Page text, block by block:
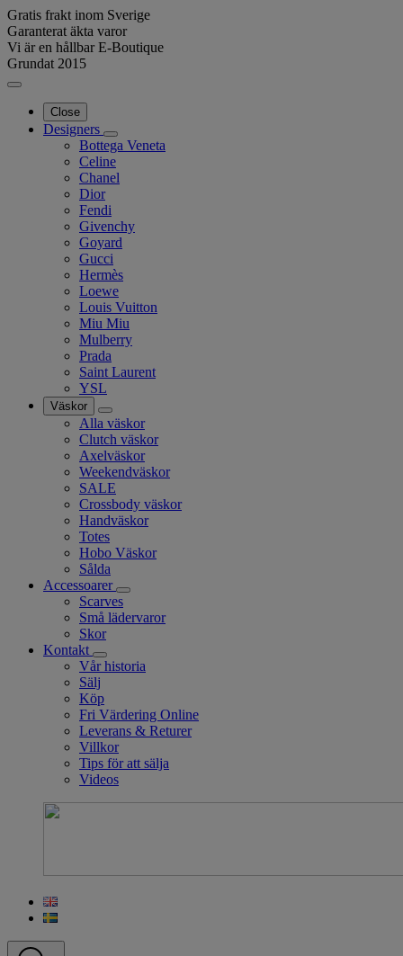
Gratis frakt inom Sverige
Garanterat äkta varor
Vi är en hållbar E-Boutique
Grundat 2015
Close
Designers
Bottega Veneta
Celine
Chanel
Dior
Fendi
Givenchy
Goyard
Gucci
Hermès
Loewe
Louis Vuitton
Miu Miu
Mulberry
Prada
Saint Laurent
YSL
Väskor
Alla väskor
Clutch väskor
Axelväskor
Weekendväskor
SALE
Crossbody väskor
Handväskor
Totes
Hobo Väskor
Sålda
Accessoarer
Scarves
Små lädervaror
Skor
Kontakt
Vår historia
Sälj
Köp
Fri Värdering Online
Leverans & Returer
Villkor
Tips för att sälja
Videos